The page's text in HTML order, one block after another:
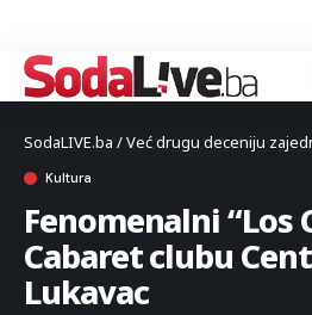
SodaLIVE.ba / Već drugu deceniju
Kultura
Fenomenalni “Los
Cabaret clubu
Lukavac